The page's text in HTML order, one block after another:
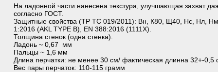
На ладонной части нанесена текстура, улучшающая захват
согласно ГОСТ.
Защитные свойства (ТР ТС 019/2011): Вн, К80, Щ40, Нс, Нл,
1:2016 (AKL TYPE B), EN 388:2016 (1111X).
Толщина стенок (одна стенка):
Ладонь ~ 0,67 мм
Пальцы ~ 1,6 мм
Длина перчатки: не менее 30 см/ фактическая длинна 32+-0,5
Вес пары перчаток: 110-115 грамм